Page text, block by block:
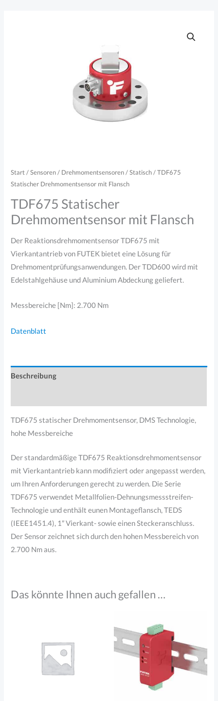
Start /Sensoren/ Drehmomentsensoren/Statisch/ TDF675
Statischer Drehmomentsensor mit Flansch
TDF675 Statischer
Drehmomentsensor mit Flansch
Der Reaktionsdrehmomentsensor TDF675 mit
Vierkantantrieb von FUTEK bietet eine Lösung für
Drehmomentprüfungsanwendungen. Der TDD600 wird mit
Edelstahlgehäuse und Aluminium Abdeckung geliefert.
Messbereiche [Nm]: 2.700 Nm
Datenblatt
Beschreibung
TDF675 statischer Drehmomentsensor, DMS Technologie,
hohe Messbereiche
Der standardmäßige TDF675 Reaktionsdrehmomentsensor
mit Vierkantantrieb kann modifiziert oder angepasst werden,
um Ihren Anforderungen gerecht zu werden. Die Serie
TDF675 verwendet Metallfolien-Dehnungsmessstreifen-
Technologie und enthält eunen Montageflansch, TEDS
(IEEE1451.4), 1″ Vierkant- sowie einen Steckeranschluss.
Der Sensor zeichnet sich durch den hohen Messbereich von
2.700 Nm aus.
Das könnte Ihnen auch gefallen …